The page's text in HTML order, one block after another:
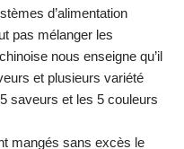
d’alimentation
pas mélanger les
nous enseigne qu’il
et plusieurs variété
saveurs et les 5 couleurs
mangés sans excès le